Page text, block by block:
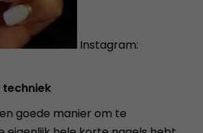
Instagram:
techniek
goede manier om te